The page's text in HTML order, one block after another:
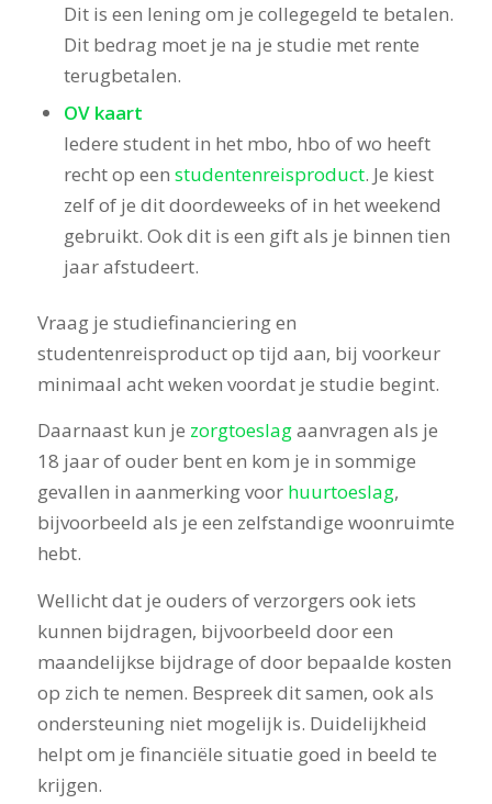
Dit is een lening om je collegegeld te betalen.
Dit bedrag moet je na je studie met rente
terugbetalen.
OV kaart
Iedere student in het mbo, hbo of wo heeft
recht op een studentenreisproduct. Je kiest
zelf of je dit doordeweeks of in het weekend
gebruikt. Ook dit is een gift als je binnen tien
jaar afstudeert.
Vraag je studiefinanciering en
studentenreisproduct op tijd aan, bij voorkeur
minimaal acht weken voordat je studie begint.
Daarnaast kun je zorgtoeslagaanvragen als je
18 jaar of ouder bent en kom je in sommige
gevallen in aanmerking voor huurtoeslag,
bijvoorbeeld als je een zelfstandige woonruimte
hebt.
Wellicht dat je ouders of verzorgers ook iets
kunnen bijdragen, bijvoorbeeld door een
maandelijkse bijdrage of door bepaalde kosten
op zich te nemen. Bespreek dit samen, ook als
ondersteuning niet mogelijk is. Duidelijkheid
helpt om je financiële situatie goed in beeld te
krijgen.